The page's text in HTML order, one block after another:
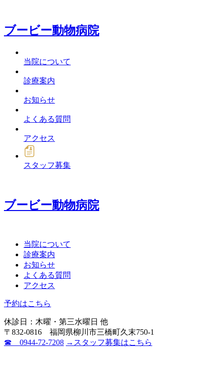
ブービー動物病院
当院について
診療案内
お知らせ
よくある質問
アクセス
スタッフ募集
ブービー動物病院
当院について
診療案内
お知らせ
よくある質問
アクセス
予約はこちら
休診日：木曜・第三水曜日 他
〒832-0816 福岡県柳川市三橋町久末750-1
☎ 0944-72-7208 →スタッフ募集はこちら